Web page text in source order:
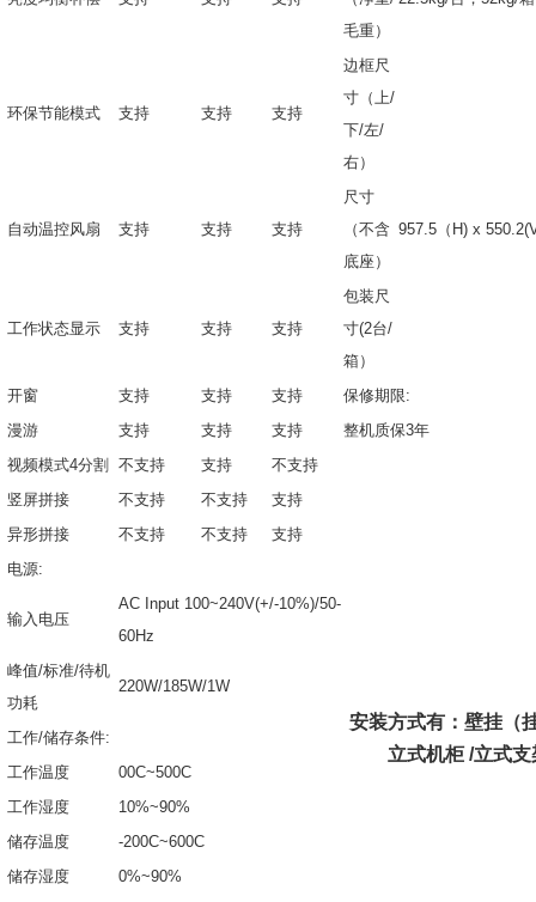
毛重）
环保节能模式 支持 支持 支持
边框尺
寸（上/
下/左/
右）
自动温控风扇 支持 支持 支持
尺寸
（不含
底座）
957.5 （H) x
工作状态显示 支持 支持 支持
包装尺
寸(2台/
箱）
开窗
支持 支持 支持
保修期限:
漫游
支持 支持 支持
整机质保3年
视频模式4分割
不支持 支持 不支持
安装方式有：壁挂（
立式机柜 /立式支
竖屏拼接 不支持 不支持
支持
异形拼接
不支持 不支持
支持
电源:
输入电压
AC Input 100~240V(+/-10%)/50-
60Hz
峰值/标准/待机
功耗
220W/185W/1W
工作/储存条件:
工作温度
00C~500C
工作湿度
10%~90%
储存温度
-200C~600C
储存湿度
0%~90%